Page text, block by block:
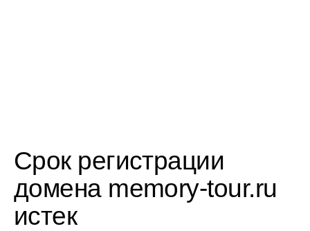
Срок регистрации
домена memory-tour.ru
истек